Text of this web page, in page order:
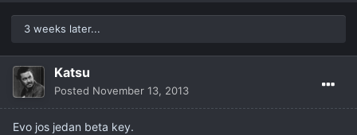
3 weeks later...
Katsu
Posted November 13, 2013
Evo jos jedan beta key.